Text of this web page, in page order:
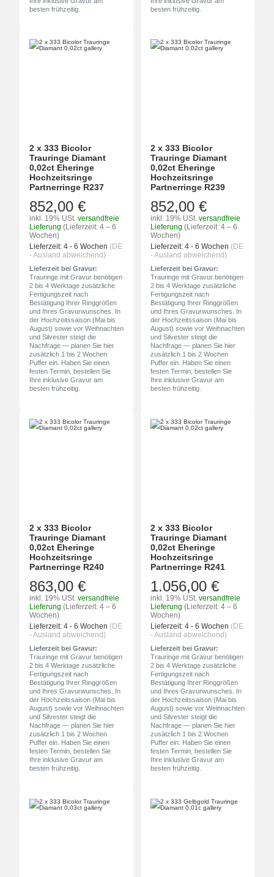
besten frühzeitig.
besten frühzeitig.
2 x 333 Bicolor
Trauringe Diamant
0,02ct Eheringe
Hochzeitsringe
Partnerringe R237
852,00 €
inkl. 19% USt. versandfreie
Lieferung (Lieferzeit: 4 – 6
Wochen)
Lieferzeit: 4 - 6 Wochen (DE
- Ausland abweichend)
Lieferzeit bei Gravur:
Trauringe mit Gravur benötigen
2 bis 4 Werktage zusätzliche
Fertigungszeit nach
Bestätigung Ihrer Ringgrößen
und Ihres Gravurwunsches. In
der Hochzeitssaison (Mai bis
August) sowie vor Weihnachten
und Silvester steigt die
Nachfrage — planen Sie hier
zusätzlich 1 bis 2 Wochen
Puffer ein. Haben Sie einen
festen Termin, bestellen Sie
Ihre inklusive Gravur am
besten frühzeitig.
2 x 333 Bicolor
Trauringe Diamant
0,02ct Eheringe
Hochzeitsringe
Partnerringe R239
852,00 €
inkl. 19% USt. versandfreie
Lieferung (Lieferzeit: 4 – 6
Wochen)
Lieferzeit: 4 - 6 Wochen (DE
- Ausland abweichend)
Lieferzeit bei Gravur:
Trauringe mit Gravur benötigen
2 bis 4 Werktage zusätzliche
Fertigungszeit nach
Bestätigung Ihrer Ringgrößen
und Ihres Gravurwunsches. In
der Hochzeitssaison (Mai bis
August) sowie vor Weihnachten
und Silvester steigt die
Nachfrage — planen Sie hier
zusätzlich 1 bis 2 Wochen
Puffer ein. Haben Sie einen
festen Termin, bestellen Sie
Ihre inklusive Gravur am
besten frühzeitig.
2 x 333 Bicolor
Trauringe Diamant
0,02ct Eheringe
Hochzeitsringe
Partnerringe R240
863,00 €
inkl. 19% USt. versandfreie
Lieferung (Lieferzeit: 4 – 6
Wochen)
Lieferzeit: 4 - 6 Wochen (DE
- Ausland abweichend)
Lieferzeit bei Gravur:
Trauringe mit Gravur benötigen
2 bis 4 Werktage zusätzliche
Fertigungszeit nach
Bestätigung Ihrer Ringgrößen
und Ihres Gravurwunsches. In
der Hochzeitssaison (Mai bis
August) sowie vor Weihnachten
und Silvester steigt die
Nachfrage — planen Sie hier
zusätzlich 1 bis 2 Wochen
Puffer ein. Haben Sie einen
festen Termin, bestellen Sie
Ihre inklusive Gravur am
besten frühzeitig.
2 x 333 Bicolor
Trauringe Diamant
0,02ct Eheringe
Hochzeitsringe
Partnerringe R241
1.056,00 €
inkl. 19% USt. versandfreie
Lieferung (Lieferzeit: 4 – 6
Wochen)
Lieferzeit: 4 - 6 Wochen (DE
- Ausland abweichend)
Lieferzeit bei Gravur:
Trauringe mit Gravur benötigen
2 bis 4 Werktage zusätzliche
Fertigungszeit nach
Bestätigung Ihrer Ringgrößen
und Ihres Gravurwunsches. In
der Hochzeitssaison (Mai bis
August) sowie vor Weihnachten
und Silvester steigt die
Nachfrage — planen Sie hier
zusätzlich 1 bis 2 Wochen
Puffer ein. Haben Sie einen
festen Termin, bestellen Sie
Ihre inklusive Gravur am
besten frühzeitig.